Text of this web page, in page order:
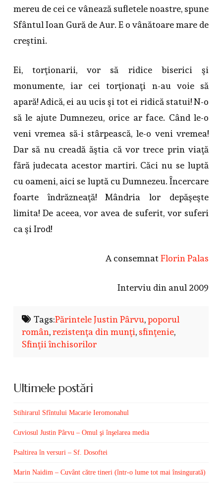
mereu de cei ce vânează sufletele noastre, spune
Sfântul Ioan Gură de Aur. E o vânătoare mare de
creştini.
Ei, torţionarii, vor să ridice biserici şi
monumente, iar cei torţionaţi n-au voie să
apară! Adică, ei au ucis şi tot ei ridică statui! N-o
să le ajute Dumnezeu, orice ar face. Când le-o
veni vremea să-i stârpească, le-o veni vremea!
Dar să nu creadă ăştia că vor trece prin viaţă
fără judecata acestor martiri. Căci nu se luptă
cu oameni, aici se luptă cu Dumnezeu. Încercare
foarte îndrăzneaţă! Mândria lor depăşeşte
limita! De aceea, vor avea de suferit, vor suferi
ca şi Irod!
A consemnatFlorin Palas
Interviu din anul 2009
Tags:Părintele Justin Pârvu,poporul
român,rezistenţa din munţi, sfinţenie,
Sfinţii închisorilor
Ultimele postări
Stihirarul Sfîntului Macarie Ieromonahul
Cuviosul Justin Pârvu – Omul şi înşelarea media
Psaltirea în versuri – Sf. Dosoftei
Marin Naidim – Cuvânt către tineri (într-o lume tot mai însingurată)